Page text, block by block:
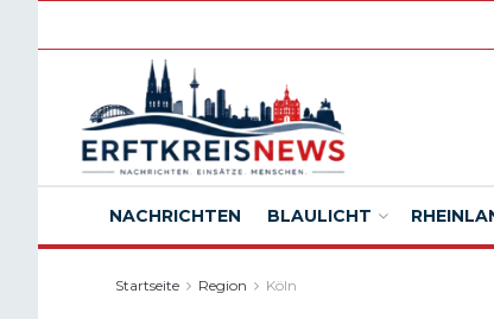
NACHRICHTEN BLAULICHT
Startseite Region Köln